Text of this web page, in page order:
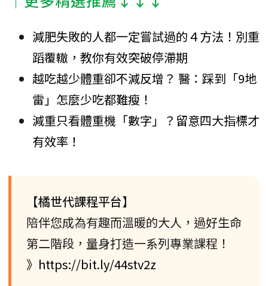
減肥失敗的人都一定嘗試過的４方法！別重
蹈覆轍，教你有效突破停滯期
越吃越少體重卻不減反增？ 醫：踩到「9地
雷」怎麼少吃都難瘦！
減重只看體重機「數字」？留意四大指標才
有效率！
【橘世代課程平台】
陪伴您成為有趣而溫暖的大人，過好生命
第二階段，量身打造一系列專業課程！
》https://bit.ly/44stv2z